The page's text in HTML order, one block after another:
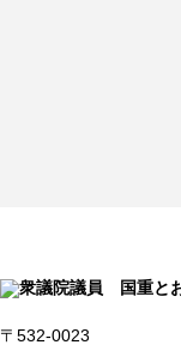
〒532-0023